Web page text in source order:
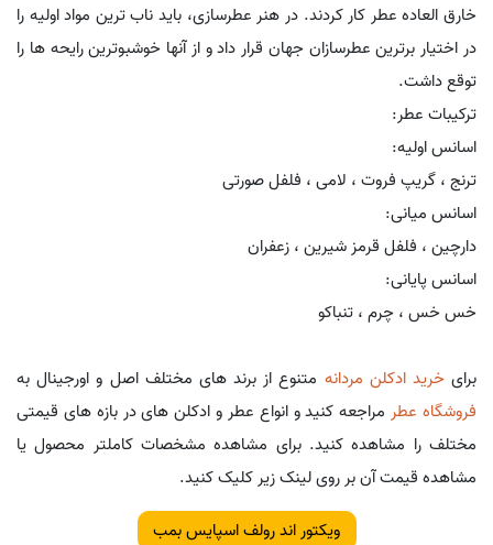
خارق العاده عطر کار کردند. در هنر عطرسازی، باید ناب ترین مواد اولیه را
در اختیار برترین عطرسازان جهان قرار داد و از آنها خوشبوترین رایحه ها را
توقع داشت.
ترکیبات عطر:
اسانس اولیه:
ترنج ، گریپ فروت ، لامی ، فلفل صورتی
اسانس میانی:
دارچین ، فلفل قرمز شیرین ، زعفران
اسانس پایانی:
خس خس ، چرم ، تنباکو
برایخرید ادکلن مردانه متنوع از برند های مختلف اصل و اورجینال به
فروشگاه عطر مراجعه کنید و انواع عطر و ادکلن های در بازه های قیمتی
مختلف را مشاهده کنید. برای مشاهده مشخصات کاملتر محصول یا
مشاهده قیمت آن بر روی لینک زیر کلیک کنید.
ویکتور اند رولف اسپایس بمب